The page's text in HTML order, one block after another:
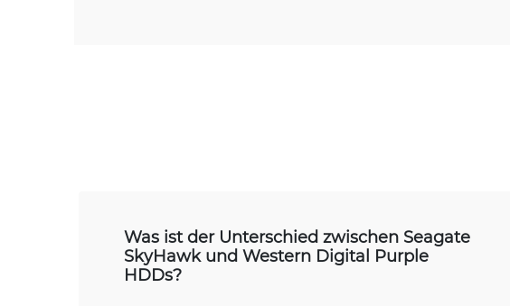
Was ist der Unterschied zwischen Seagate
SkyHawk und Western Digital Purple
HDDs?